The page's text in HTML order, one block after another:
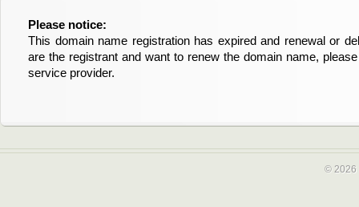
Please notice:
This domain name registration has expired and renewal or
are the registrant and want to renew the domain name,
service provider.
Bitte beachten Sie:
Diese Domainregistrierung ist abgelaufen und die
Domain stehen an. Wenn Sie der Registrant sind und
verlängern möchten, kontaktieren Sie bitte Ihren Service-
© 2026